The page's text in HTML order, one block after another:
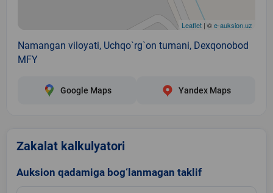
Leaflet | ©e-auksion.uz
Namangan viloyati, Uchqo`rg`on tumani, Dexqonobod
MFY
Google Maps Yandex Maps
Zakalat kalkulyatori
Auksion qadamiga bog‘lanmagan taklif